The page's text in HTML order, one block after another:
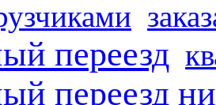
переезд
переезд